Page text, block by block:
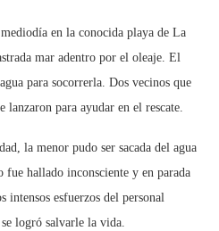
en la conocida playa de La
mar adentro por el oleaje. El
para socorrerla. Dos vecinos que
lanzaron para ayudar en el rescate.
la menor pudo ser sacada del agua
hallado inconsciente y en parada
intensos esfuerzos del personal
logró salvarle la vida.